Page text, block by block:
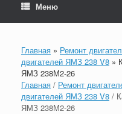
Меню
Главная » Ремонт
двигателей ЯМЗ 238 V8 »
ЯМЗ 238М2-26
Главная / Ремонт
двигателей ЯМЗ 238 V8 /
ЯМЗ 238М2-26